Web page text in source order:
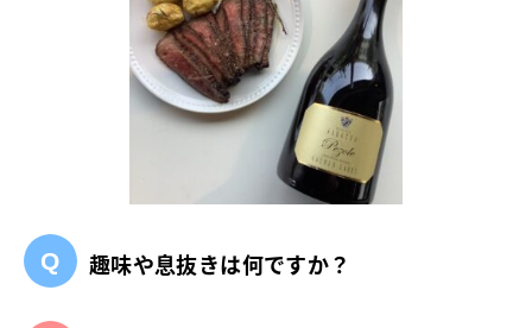
趣味や息抜きは何ですか？